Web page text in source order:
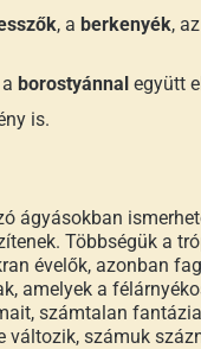
, a berkenyék, az
borostyánnal együtt
is.
ágyásokban
Többségük a
évelők, azonban
amelyek a
számtalan
változik, számuk